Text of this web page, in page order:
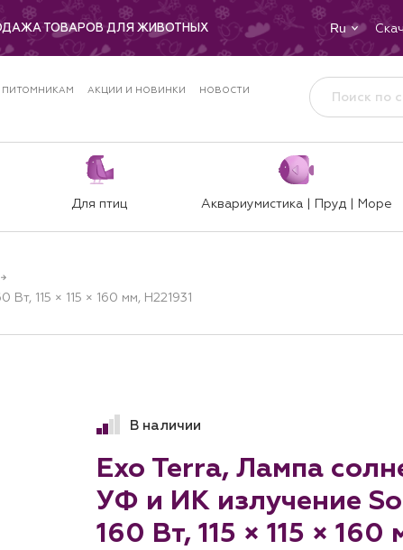
ТОВАРОВ ДЛЯ ЖИВОТНЫХ Ru
ПИТОМНИКАМ АКЦИИ И НОВИНКИ
НОВОСТИ
Для птиц Аквариумистика | Пруд | Море
115 × 115 × 160 мм, H221931
В наличии
Exo Terra, Лампа
УФ и ИК излучение
160 Вт, 115 × 115 × 160